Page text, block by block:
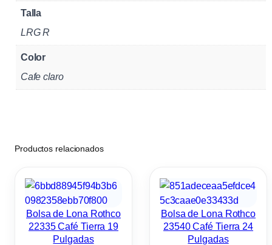
a
e
Talla
LRG R
Color
Cafe claro
Productos relacionados
Bolsa de Lona Rothco
22335 Café Tierra 19
Pulgadas
Bolsa de Lona Rothco
23540 Café Tierra 24
Pulgadas